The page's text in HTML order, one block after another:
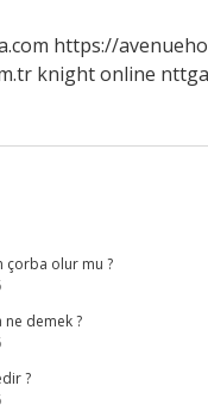
https://
knight online
çorba olur mu ?
demek ?
?